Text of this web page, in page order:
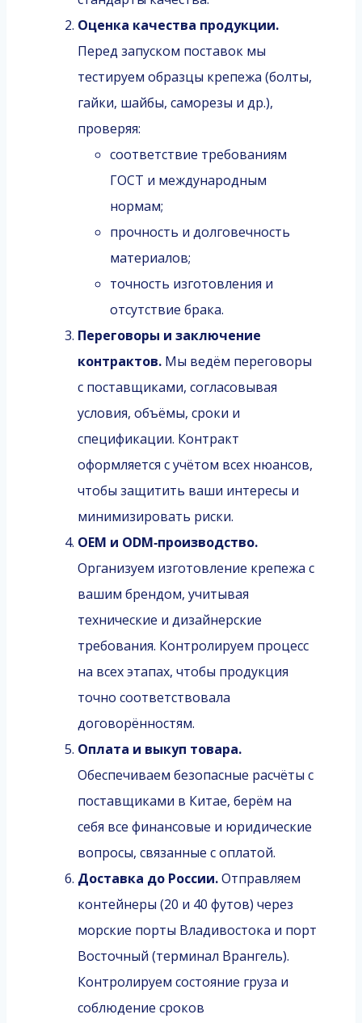
Оценка качества продукции.
Перед запуском поставок мы
тестируем образцы крепежа (болты,
гайки, шайбы, саморезы и др.),
проверяя:
соответствие требованиям
ГОСТ и международным
нормам;
прочность и долговечность
материалов;
точность изготовления и
отсутствие брака.
Переговоры и заключение
контрактов. Мы ведём переговоры
с поставщиками, согласовывая
условия, объёмы, сроки и
спецификации. Контракт
оформляется с учётом всех нюансов,
чтобы защитить ваши интересы и
минимизировать риски.
OEM и ODM‑производство.
Организуем изготовление крепежа с
вашим брендом, учитывая
технические и дизайнерские
требования. Контролируем процесс
на всех этапах, чтобы продукция
точно соответствовала
договорённостям.
Оплата и выкуп товара.
Обеспечиваем безопасные расчёты с
поставщиками в Китае, берём на
себя все финансовые и юридические
вопросы, связанные с оплатой.
Доставка до России.Отправляем
контейнеры (20 и 40 футов) через
морские порты Владивостока и порт
Восточный (терминал Врангель).
Контролируем состояние груза и
соблюдение сроков